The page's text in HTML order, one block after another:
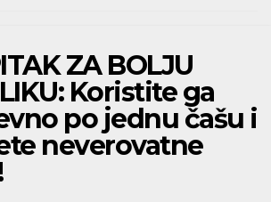
ZA BOLJU
Koristite ga
po jednu čašu i
neverovatne